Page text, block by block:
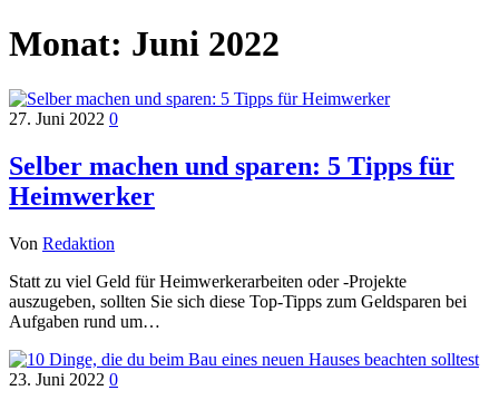
Monat: Juni 2022
27. Juni 2022 0
Selber machen und sparen: 5 Tipps für
Heimwerker
Von Redaktion
Statt zu viel Geld für Heimwerkerarbeiten oder -Projekte
auszugeben, sollten Sie sich diese Top-Tipps zum Geldsparen bei
Aufgaben rund um…
23. Juni 2022 0